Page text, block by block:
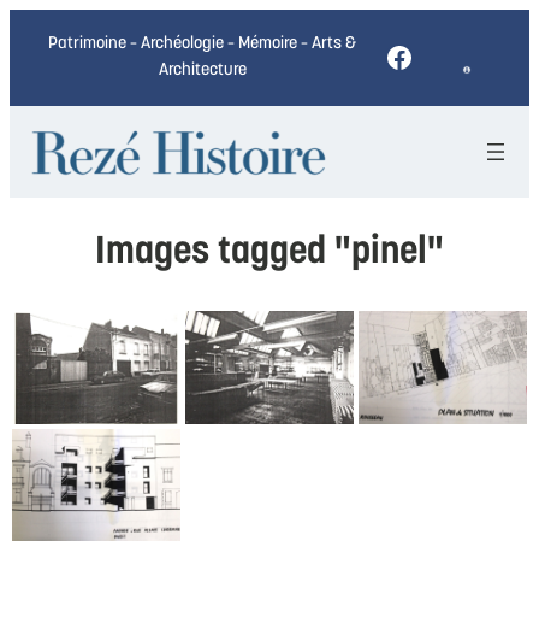
Patrimoine – Archéologie – Mémoire – Arts &
Architecture
Facebook
Images tagged "pinel"